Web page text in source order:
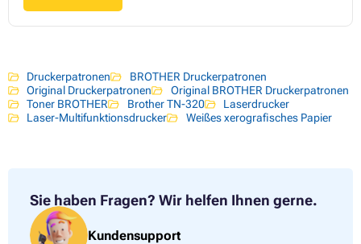
Druckerpatronen
BROTHER Druckerpatronen
Original Druckerpatronen
Original BROTHER Druckerpatronen
Toner BROTHER
Brother TN-320
Laserdrucker
Laser-Multifunktionsdrucker
Weißes xerografisches Papier
Sie haben Fragen? Wir helfen Ihnen gerne.
Kundensupport